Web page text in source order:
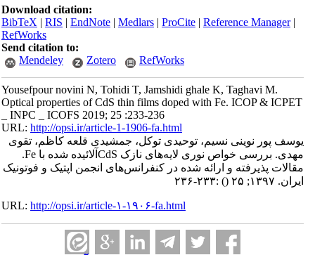
Download citation:
BibTeX|RIS|EndNote|Medlars|ProCite|Reference Manager
RefWorks
Send citation to:
Mendeley
Zotero RefWorks
Yousefpour novini N, Tohidi T, Jamshidi ghale K, Taghavi M.
Optical properties of CdS thin films doped with Fe. ICOP & ICPET
_ INPC _ ICOFS 2019; 25 :233-236
URL:http://opsi.ir/article-1-1906-fa.html
یوسف پور نوینی نسیم، توحیدی توکل، جمشیدی قلعه کاظم، تقوی
مهدی. بررسی خواص نوری لایه‌های نازک CdSآلائیده شده با Fe.
مقالات پذیرفته و ارائه شده در کنفرانس‌های انجمن اپتیک و فوتونیک
ایران. ۱۳۹۷; ۲۵
() :۲۳۳-۲۳۶
URL:http://opsi.ir/article-۱-۱۹۰۶-fa.html